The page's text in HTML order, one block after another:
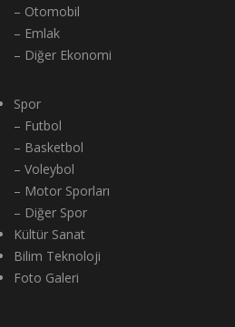
– Otomobil
– Emlak
– Diğer Ekonomi
Spor
– Futbol
– Basketbol
– Voleybol
– Motor Sporları
– Diğer Spor
Kültür Sanat
Bilim Teknoloji
Foto Galeri